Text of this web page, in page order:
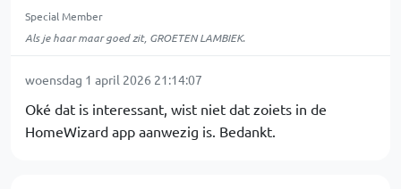
Special Member
Als je haar maar goed zit, GROETEN LAMBIEK.
woensdag 1 april 2026 21:14:07
Oké dat is interessant, wist niet dat zoiets in de
HomeWizard app aanwezig is. Bedankt.